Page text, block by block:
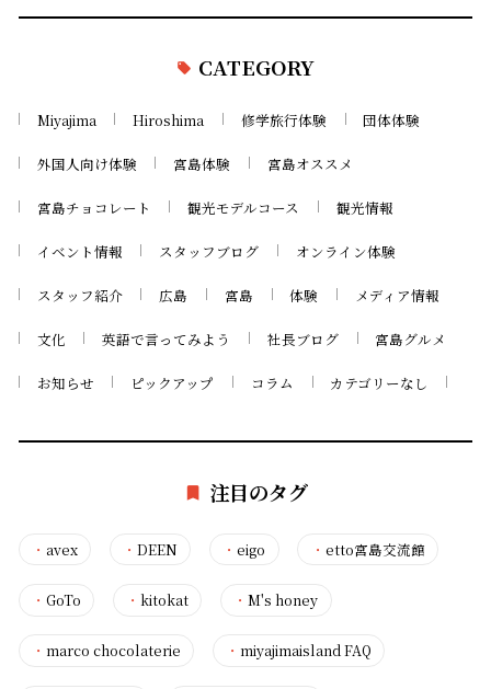
CATEGORY
Miyajima Hiroshima 修学旅行体験 団体体験
外国人向け体験 宮島体験 宮島オススメ
宮島チョコレート 観光モデルコース 観光情報
イベント情報 スタッフブログ オンライン体験
スタッフ紹介 広島 宮島 体験 メディア情報
文化 英語で言ってみよう 社長ブログ 宮島グルメ
お知らせ ピックアップ コラム カテゴリーなし
注目のタグ
・ avex ・DEEN ・eigo ・ etto宮島交流館
・ GoTo ・kitokat ・M's honey
・ marco chocolaterie ・miyajimaisland FAQ